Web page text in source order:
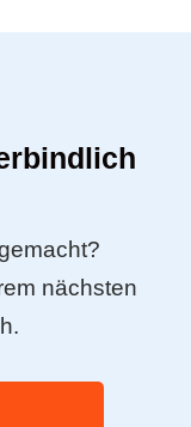
nächsten